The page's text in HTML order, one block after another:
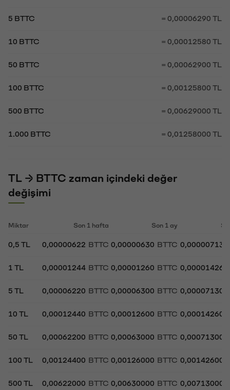
5 BTTC = 0,00006290 TL
10 BTTC = 0,00012580 TL
50 BTTC = 0,00062900 TL
100 BTTC = 0,00125800 TL
500 BTTC = 0,00629000 TL
1.000 BTTC = 0,01258000 TL
TL → BTTC zaman içindeki değer
değişimi
Miktar Son 1 hafta Son 1 ay
0,5 TL 0,00000622 BTTC 0,00000630 BTTC 0,00000713
1 TL 0,00001244 BTTC 0,00001260 BTTC 0,00001426
5 TL 0,00006220 BTTC 0,00006300 BTTC 0,00007130
10 TL 0,00012440 BTTC 0,00012600 BTTC 0,00014260
50 TL 0,00062200 BTTC 0,00063000 BTTC 0,00071300
100 TL 0,00124400 BTTC 0,00126000 BTTC 0,00142600
500 TL 0,00622000 BTTC 0,00630000 BTTC 0,00713000